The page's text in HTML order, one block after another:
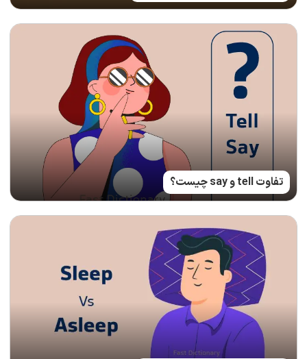
تفاوت tell و say چیست؟